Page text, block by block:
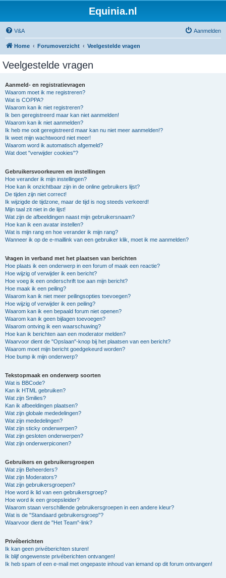
Equinia.nl
V&A Aanmelden
Home Forumoverzicht Veelgestelde vragen
Veelgestelde vragen
Aanmeld- en registratievragen
Waarom moet ik me registreren?
Wat is COPPA?
Waarom kan ik niet registreren?
Ik ben geregistreerd maar kan niet aanmelden!
Waarom kan ik niet aanmelden?
Ik heb me ooit geregistreerd maar kan nu niet meer aanmelden!?
Ik weet mijn wachtwoord niet meer!
Waarom word ik automatisch afgemeld?
Wat doet "verwijder cookies"?
Gebruikersvoorkeuren en instellingen
Hoe verander ik mijn instellingen?
Hoe kan ik onzichtbaar zijn in de online gebruikers lijst?
De tijden zijn niet correct!
Ik wijzigde de tijdzone, maar de tijd is nog steeds verkeerd!
Mijn taal zit niet in de lijst!
Wat zijn de afbeeldingen naast mijn gebruikersnaam?
Hoe kan ik een avatar instellen?
Wat is mijn rang en hoe verander ik mijn rang?
Wanneer ik op de e-maillink van een gebruiker klik, moet ik me aanmelden?
Vragen in verband met het plaatsen van berichten
Hoe plaats ik een onderwerp in een forum of maak een reactie?
Hoe wijzig of verwijder ik een bericht?
Hoe voeg ik een onderschrift toe aan mijn bericht?
Hoe maak ik een peiling?
Waarom kan ik niet meer peilingsopties toevoegen?
Hoe wijzig of verwijder ik een peiling?
Waarom kan ik een bepaald forum niet openen?
Waarom kan ik geen bijlagen toevoegen?
Waarom ontving ik een waarschuwing?
Hoe kan ik berichten aan een moderator melden?
Waarvoor dient de "Opslaan"-knop bij het plaatsen van een bericht?
Waarom moet mijn bericht goedgekeurd worden?
Hoe bump ik mijn onderwerp?
Tekstopmaak en onderwerp soorten
Wat is BBCode?
Kan ik HTML gebruiken?
Wat zijn Smilies?
Kan ik afbeeldingen plaatsen?
Wat zijn globale mededelingen?
Wat zijn mededelingen?
Wat zijn sticky onderwerpen?
Wat zijn gesloten onderwerpen?
Wat zijn onderwerpiconen?
Gebruikers en gebruikersgroepen
Wat zijn Beheerders?
Wat zijn Moderators?
Wat zijn gebruikersgroepen?
Hoe word ik lid van een gebruikersgroep?
Hoe word ik een groepsleider?
Waarom staan verschillende gebruikersgroepen in een andere kleur?
Wat is de "Standaard gebruikersgroep"?
Waarvoor dient de "Het Team"-link?
Privéberichten
Ik kan geen privéberichten sturen!
Ik blijf ongewenste privéberichten ontvangen!
Ik heb spam of een e-mail met ongepaste inhoud van iemand op dit forum ontvangen!